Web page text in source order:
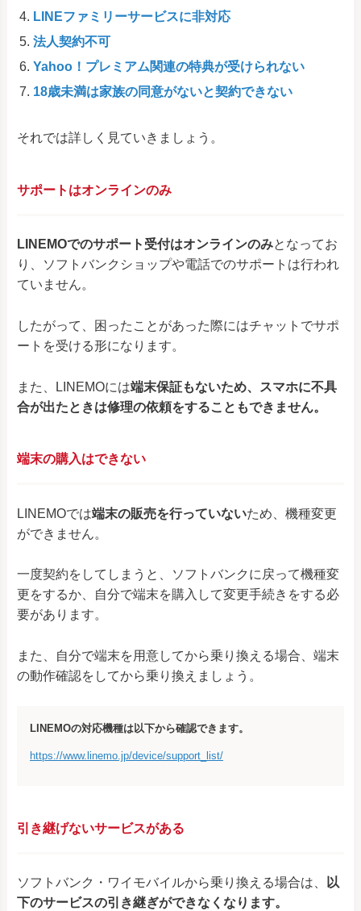
LINEファミリーサービスに非対応
法人契約不可
Yahoo！プレミアム関連の特典が受けられない
18歳未満は家族の同意がないと契約できない
それでは詳しく見ていきましょう。
サポートはオンラインのみ
LINEMOでのサポート受付はオンラインのみとなってお
り、ソフトバンクショップや電話でのサポートは行われ
ていません。
したがって、困ったことがあった際にはチャットでサポ
ートを受ける形になります。
また、LINEMOには端末保証もないため、スマホに不具
合が出たときは修理の依頼をすることもできません。
端末の購入はできない
LINEMOでは端末の販売を行っていないため、機種変更
ができません。
一度契約をしてしまうと、ソフトバンクに戻って機種変
更をするか、自分で端末を購入して変更手続きをする必
要があります。
また、自分で端末を用意してから乗り換える場合、端末
の動作確認をしてから乗り換えましょう。
LINEMOの対応機種は以下から確認できます。
https://www.linemo.jp/device/support_list/
引き継げないサービスがある
ソフトバンク・ワイモバイルから乗り換える場合は、
以
下のサービスの引き継ぎができなくなります。